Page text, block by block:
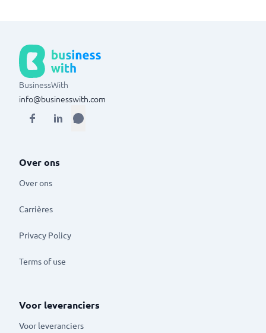
BusinessWith
info@businesswith.com
Over ons
Over ons
Carrières
Privacy Policy
Terms of use
Voor leveranciers
Voor leveranciers